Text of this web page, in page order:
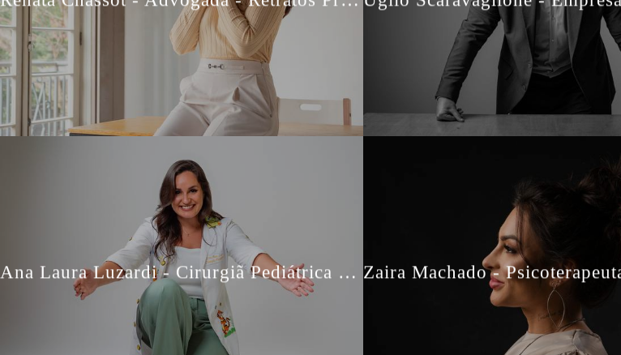
Ana Laura Luzardi - Cirurgiã Pediátrica - Retratos Profissionais